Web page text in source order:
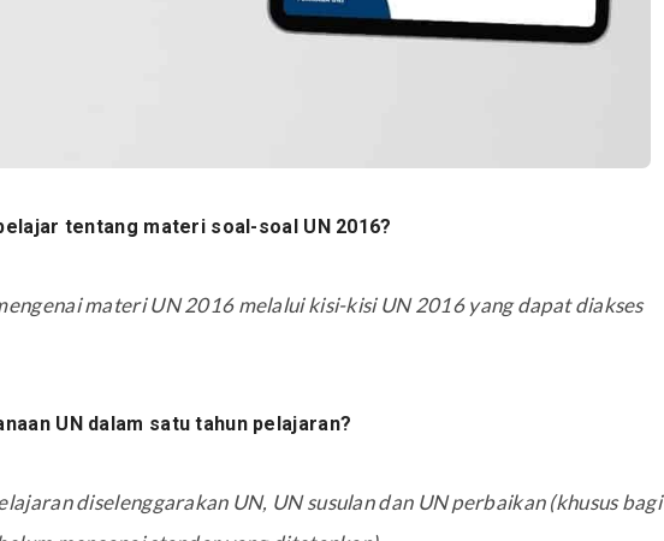
tentang materi soal-soal UN 2016?
materi UN 2016 melalui kisi-kisi UN 2016 yang dapat diakses
UN dalam satu tahun pelajaran?
diselenggarakan UN, UN susulan dan UN perbaikan (khusus bagi